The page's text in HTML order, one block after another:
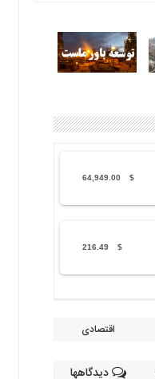
$
64,949.00
$
216.49
اقتصادی
دیدگاهها